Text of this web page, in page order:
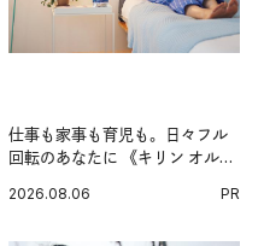
仕事も家事も育児も。日々フル
回転のあなたに 《キリン オルニ
2026.08.06 PR